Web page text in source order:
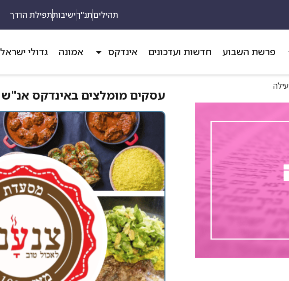
תהיליםתנ"ךישיבותתפילת הדרך
פרשת השבוע חדשות ועדכונים אינדקס אמונה גדולי ישראל
עסקים מומלצים באינדקס אנ"ש​